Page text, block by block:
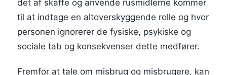
det af skaffe og anvende rusmidlerne kommer
til at indtage en altoverskyggende rolle og hvor
personen ignorerer de fysiske, psykiske og
sociale tab og konsekvenser dette medfører.
Fremfor at tale om misbrug og misbrugere, kan